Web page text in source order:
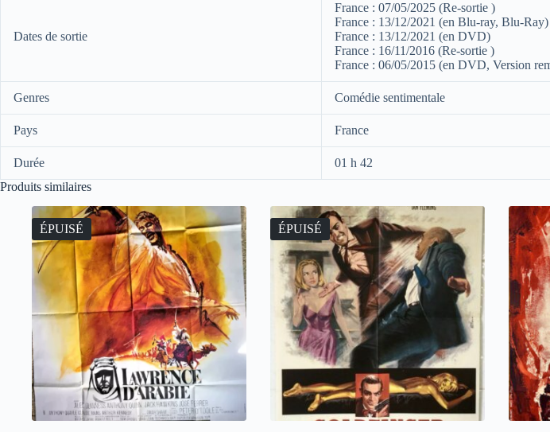
Dates de sortie
France : 07/05/2025 (Re-sortie )
France : 13/12/2021 (en Blu-ray, Blu-Ray)
France : 13/12/2021 (en DVD)
France : 16/11/2016 (Re-sortie )
France : 06/05/2015 (en DVD, Version
Genres Comédie sentimentale
Pays France
Durée
01 h 42
Produits similaires
ÉPUISÉ ÉPUISÉ